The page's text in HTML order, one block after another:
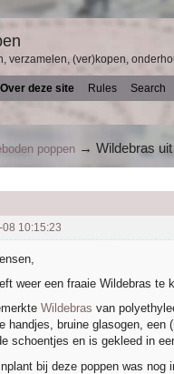
verzamelen, (ver)kopen,
Over deze site Rules Search
poppen →Wildebras
10:15:23
weer een fraaie Wildebras te
Wildebras van
handjes, bruine glasogen,
schoentjes en is gekleed in
bij deze poppen was